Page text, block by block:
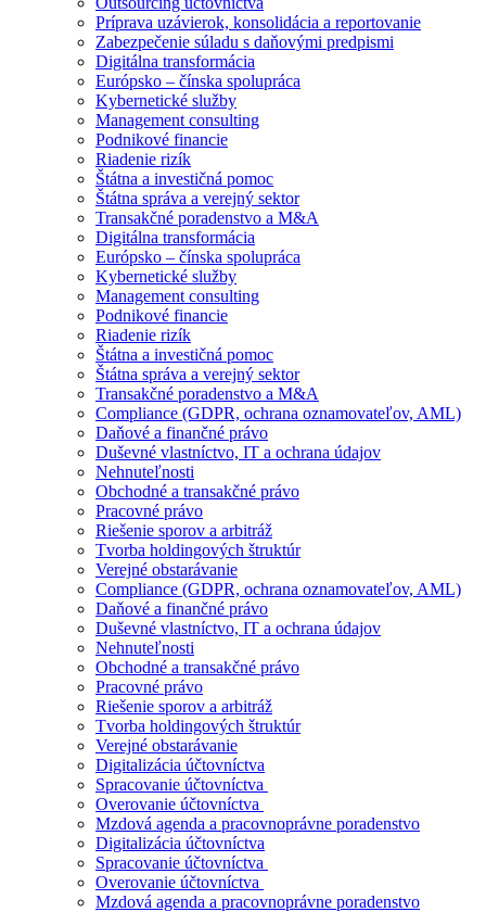
Príprava uzávierok, konsolidácia a reportovanie
Zabezpečenie súladu s daňovými predpismi
Digitálna transformácia
Európsko – čínska spolupráca
Kybernetické služby
Management consulting
Podnikové financie
Riadenie rizík
Štátna a investičná pomoc
Štátna správa a verejný sektor
Transakčné poradenstvo a M&A
Digitálna transformácia
Európsko – čínska spolupráca
Kybernetické služby
Management consulting
Podnikové financie
Riadenie rizík
Štátna a investičná pomoc
Štátna správa a verejný sektor
Transakčné poradenstvo a M&A
Compliance (GDPR, ochrana oznamovateľov, AML)
Daňové a finančné právo
Duševné vlastníctvo, IT a ochrana údajov
Nehnuteľnosti
Obchodné a transakčné právo
Pracovné právo
Riešenie sporov a arbitráž
Tvorba holdingových štruktúr
Verejné obstarávanie
Compliance (GDPR, ochrana oznamovateľov, AML)
Daňové a finančné právo
Duševné vlastníctvo, IT a ochrana údajov
Nehnuteľnosti
Obchodné a transakčné právo
Pracovné právo
Riešenie sporov a arbitráž
Tvorba holdingových štruktúr
Verejné obstarávanie
Digitalizácia účtovníctva
Spracovanie účtovníctva
Overovanie účtovníctva
Mzdová agenda a pracovnoprávne poradenstvo
Digitalizácia účtovníctva
Spracovanie účtovníctva
Overovanie účtovníctva
Mzdová agenda a pracovnoprávne poradenstvo